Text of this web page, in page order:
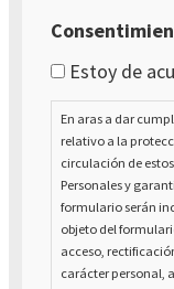
Estoy de
En aras a dar
relativo a la
circulación de
Personales y
formulario serán
objeto del
acceso,
carácter personal,